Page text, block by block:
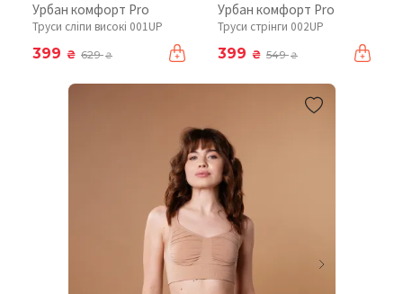
Урбан комфорт Pro
Труси сліпи високі 001UP
399 ₴ 629₴
Урбан комфорт Pro
Труси стрінги 002UP
399 ₴ 549₴